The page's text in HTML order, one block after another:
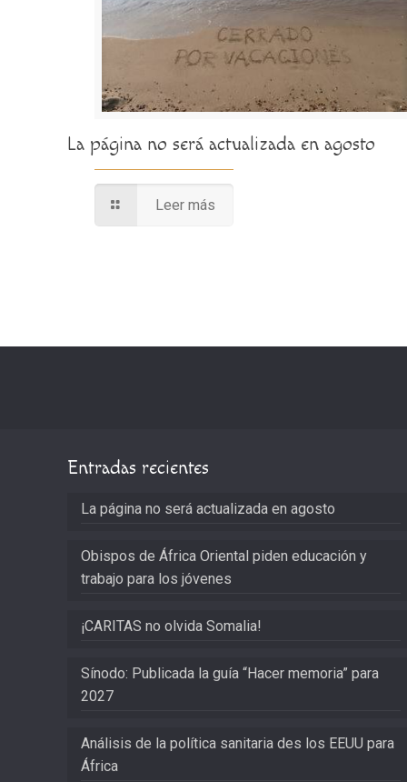
La página no será actualizada en agosto
Leer más
Entradas recientes
La página no será actualizada en agosto
Obispos de África Oriental piden educación y
trabajo para los jóvenes
¡CARITAS no olvida Somalia!
Sínodo: Publicada la guía “Hacer memoria” para
2027
Análisis de la política sanitaria des los EEUU para
África